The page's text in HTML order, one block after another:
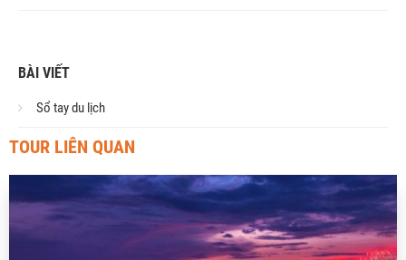
BÀI VIẾT
Sổ tay du lịch
TOUR LIÊN QUAN